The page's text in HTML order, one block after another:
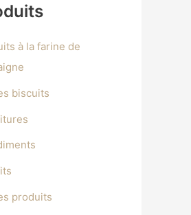
à la farine de
biscuits
produits